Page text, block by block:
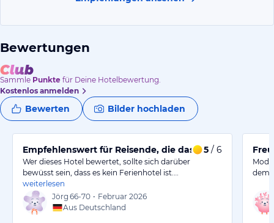
Bewertungen
Sammle Punkte für Deine Hotelbewertung.
Kostenlos anmelden
Bewerten Bilder hochladen
Empfehlenswert für Reisende, die das Land erkunden
5 / 6
Wer dieses Hotel bewertet, sollte sich darüber
bewüsst sein, dass es kein Ferienhotel ist.…
weiterlesen
Jörg 66-70 • Februar 2026
Aus Deutschland
dem